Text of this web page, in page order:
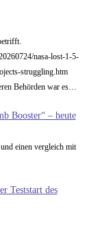
nasa-lost-1-5-
struggling.htm
Behörden war es…
Booster“ – heute
einen vergleich mit
Teststart des